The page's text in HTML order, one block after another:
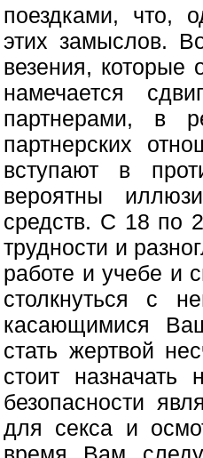
поездками, что,
этих замыслов.
везения,
намечается
партнерами, в
партнерских
вступают в
вероятны
средств. С 18 по
трудности и
работе и учебе и
столкнуться с
касающимися
стать жертвой
стоит
безопасности
для секса и